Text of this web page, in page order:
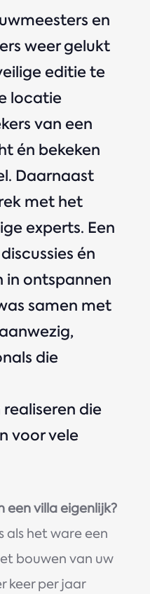
en
weer gelukt
editie te
locatie
van een
én bekeken
Daarnaast
met het
experts. Een
én
in ontspannen
samen met
die
die
voor vele
een villa eigenlijk?
als het ware een
bouwen van uw
keer per jaar